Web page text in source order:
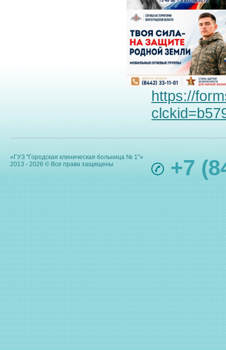
https://
«ГУЗ "Городская клиническая больница № 1"»
2013 - 2026 © Все права защищены
+7